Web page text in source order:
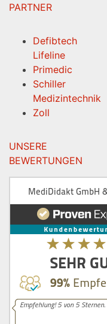
PARTNER
Defibtech
Lifeline
Primedic
Schiller
Medizintechnik
Zoll
UNSERE
BEWERTUNGEN